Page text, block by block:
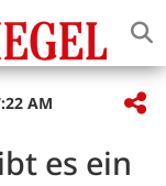
AM
es ein